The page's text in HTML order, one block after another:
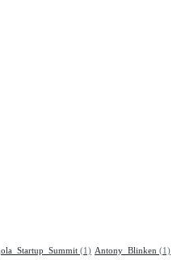
(1) Antony_Blinken (1)